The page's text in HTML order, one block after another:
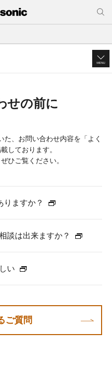
MENU
せの前に
、お問い合わせ内容を「よく
しております。
ひご覧ください。
りますか？
談は出来ますか？
い
ご質問